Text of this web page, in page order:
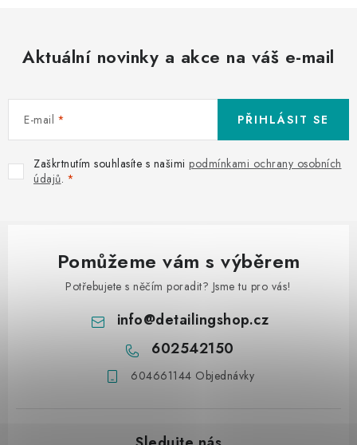
Aktuální novinky a akce na váš e-mail
E-mail
Zaškrtnutím souhlasíte s našimi podmínkami ochrany osobních
údajů.
PŘIHLÁSIT SE
Pomůžeme vám s výběrem
Potřebujete s něčím poradit? Jsme tu pro vás!
info@detailingshop.cz
602542150
604661144 Objednávky